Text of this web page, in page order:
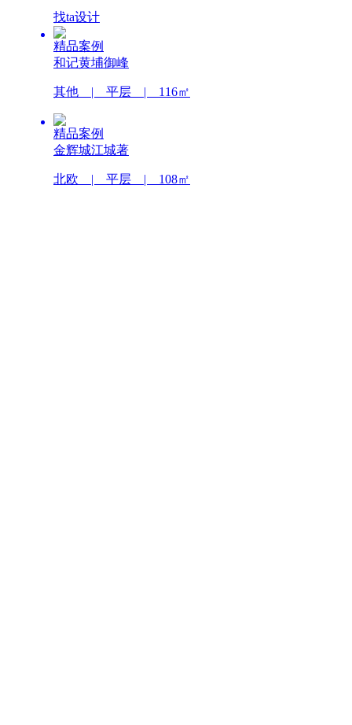
找ta设计
精品案例
和记黄埔御峰
其他 | 平层 | 116㎡
精品案例
金辉城江城著
北欧 | 平层 | 108㎡